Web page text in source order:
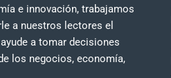
e innovación, trabajamos
a nuestros lectores el
a tomar decisiones
los negocios, economía,